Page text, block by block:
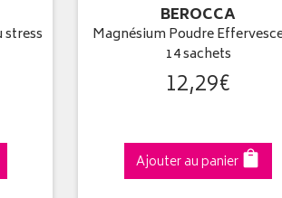
stress
BEROCCA
Magnésium Poudre
14 sachets
12,29€
Ajouter au panier